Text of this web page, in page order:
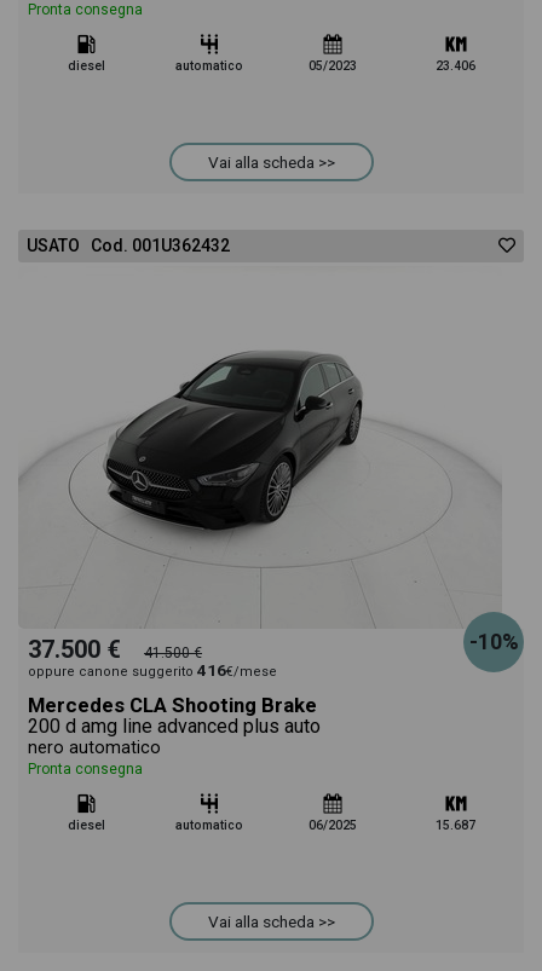
Pronta consegna
diesel automatico 05/2023 23.406
Vai alla scheda >>
USATO Cod. 001U362432
-10%
37.500 € 41.500 €
oppure canone suggerito 416€/mese
Mercedes CLA Shooting Brake
200 d amg line advanced plus auto
nero automatico
Pronta consegna
diesel automatico 06/2025 15.687
Vai alla scheda >>